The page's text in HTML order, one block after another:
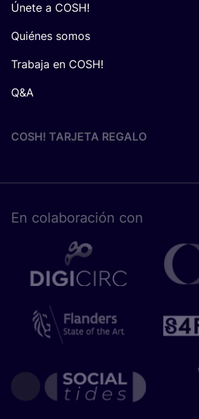
Únete a COSH!
Quiénes somos
Trabaja en COSH!
Q&A
COSH! TARJETA REGALO
En cola­bo­ra­ción con